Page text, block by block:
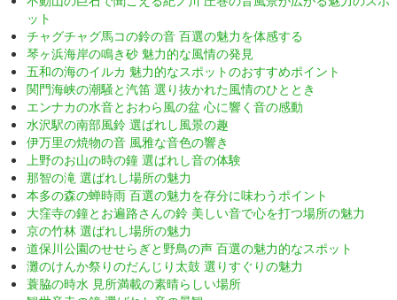
ット
チャグチャグ馬コの鈴の音 百選の魅力を体感する
琴ヶ浜海岸の鳴き砂 魅力的な風情の発見
五和の海のイルカ 魅力的なスポットのおすすめポイント
関門海峡の潮騒と汽笛 選り抜かれた風情のひととき
エンナカの水音とおわら風の盆 心に響く音の感動
水沢駅の南部風鈴 選ばれし風景の趣
伊万里の焼物の音 風雅な音色の響き
上野のお山の時の鐘 選ばれし音の体験
那智の滝 選ばれし場所の魅力
本多の森の蝉時雨 百選の魅力を存分に味わうポイント
大窪寺の鐘とお遍路さんの鈴 美しい音で心を打つ場所の魅力
京の竹林 選ばれし場所の魅力
道保川公園のせせらぎと野鳥の声 百選の魅力的なスポット
灘のけんか祭りのだんじり太鼓 選りすぐりの魅力
蓑脇の時水 見所満載の素晴らしい場所